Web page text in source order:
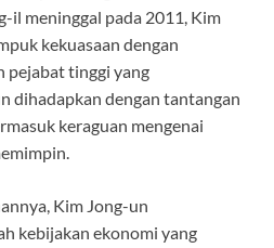
il meninggal pada 2011, Kim
kekuasaan dengan
pejabat tinggi yang
dihadapkan dengan tantangan
keraguan mengenai
Kim Jong-un
kebijakan ekonomi yang